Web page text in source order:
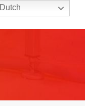
Dutch